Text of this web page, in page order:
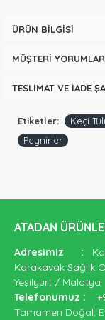
ÜRÜN BILGISI
MÜŞTERI
TESLIMAT VE İADE
Etiketler: Keçi
Peynirler
ATADAN
Adresimiz :
Karakavak Sağlık
Yeşilyurt / Malatya
Telefonumuz :
Tamamen Doğal,